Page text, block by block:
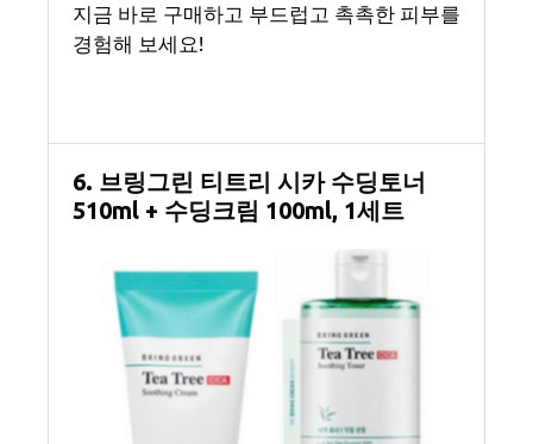
지금 바로 구매하고 부드럽고 촉촉한 피부를
경험해 보세요!
6. 브링그린 티트리 시카 수딩토너
510ml + 수딩크림 100ml, 1세트